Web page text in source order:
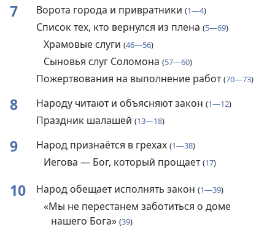
7 Ворота города и привратники (1—4)
Список тех, кто вернулся из плена (5—69)
Храмовые слуги (46—56)
Сыновья слуг Соломона (57—60)
Пожертвования на выполнение работ(70—73)
8 Народу читают и объясняют закон (1—12)
Праздник шалашей (13—18)
9 Народ признаётся в грехах (1—38)
Иегова — Бог, который прощает(17)
10 Народ обещает исполнять закон (1—39)
«Мы не перестанем заботиться о доме
нашего Бога» (39)